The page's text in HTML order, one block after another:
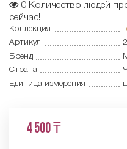
0 Количество людей
сейчас!
Коллекция
Артикул
Бренд
Страна
Единица измерения
4 500 ₸